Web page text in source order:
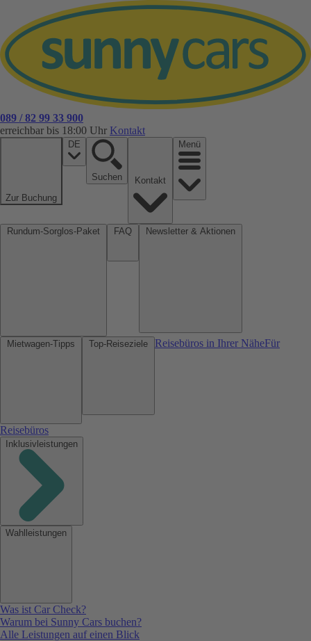
089 / 82 99 33 900
erreichbar bis 18:00 Uhr Kontakt
Zur Buchung
DE
Suchen
Menü
Reisebüros in Ihrer NäheFür
Reisebüros
Inklusivleistungen
Wahlleistungen
Was ist Car Check?
Warum bei Sunny Cars buchen?
Alle Leistungen auf einen Blick